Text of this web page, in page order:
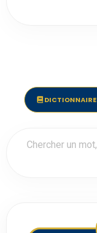
DICTIONNAIRE